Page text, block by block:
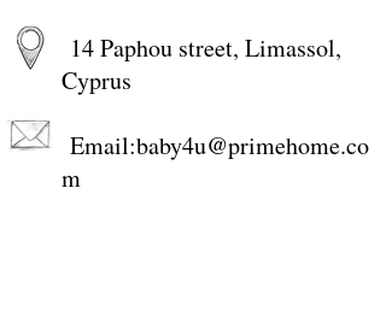
14 Paphou street, Limassol,
Cyprus
Email:baby4u@primehome.co
m